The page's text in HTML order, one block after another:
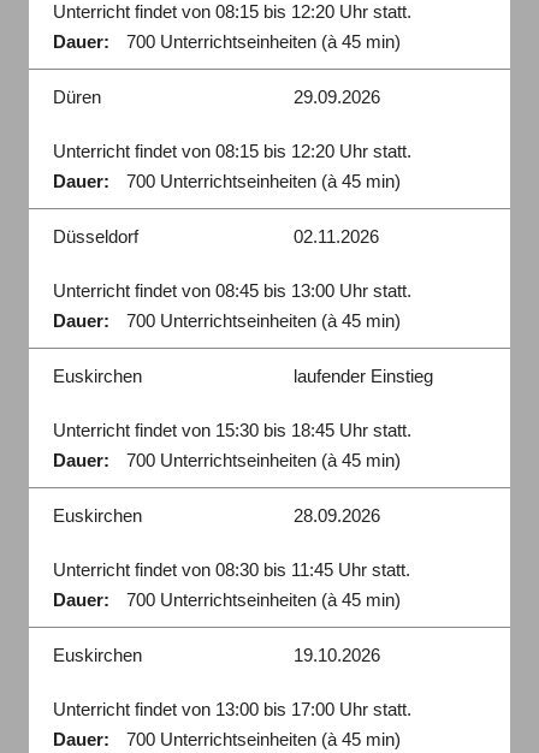
Unterricht findet von 08:15 bis 12:20 Uhr statt.
Dauer:
700 Unterrichtseinheiten (à 45 min)
Düren 29.09.2026
Unterricht findet von 08:15 bis 12:20 Uhr statt.
Dauer:
700 Unterrichtseinheiten (à 45 min)
Düsseldorf 02.11.2026
Unterricht findet von 08:45 bis 13:00 Uhr statt.
Dauer:
700 Unterrichtseinheiten (à 45 min)
Euskirchen laufender Einstieg
Unterricht findet von 15:30 bis 18:45 Uhr statt.
Dauer:
700 Unterrichtseinheiten (à 45 min)
Euskirchen 28.09.2026
Unterricht findet von 08:30 bis 11:45 Uhr statt.
Dauer:
700 Unterrichtseinheiten (à 45 min)
Euskirchen 19.10.2026
Unterricht findet von 13:00 bis 17:00 Uhr statt.
Dauer:
700 Unterrichtseinheiten (à 45 min)